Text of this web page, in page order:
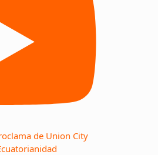
de Union City